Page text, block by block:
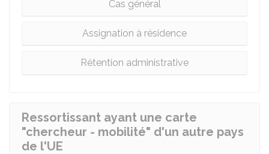
Cas général
Assignation à résidence
Rétention administrative
Ressortissant ayant une carte
"chercheur - mobilité" d'un autre pays
de l'UE